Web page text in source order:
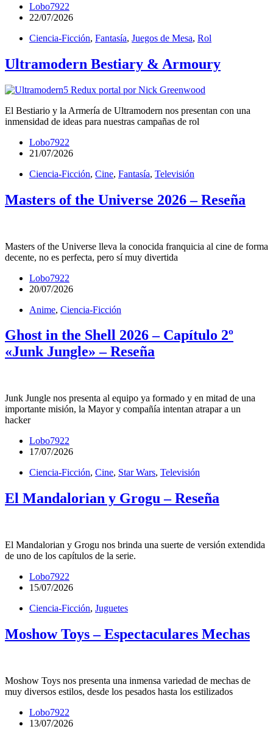
Lobo7922
22/07/2026
Ciencia-Ficción, Fantasía, Juegos de Mesa, Rol
Ultramodern Bestiary & Armoury
El Bestiario y la Armería de Ultramodern nos presentan con una
inmensidad de ideas para nuestras campañas de rol
Lobo7922
21/07/2026
Ciencia-Ficción, Cine, Fantasía, Televisión
Masters of the Universe 2026 – Reseña
Masters of the Universe lleva la conocida franquicia al cine de forma
decente, no es perfecta, pero sí muy divertida
Lobo7922
20/07/2026
Anime, Ciencia-Ficción
Ghost in the Shell 2026 – Capítulo 2º
«Junk Jungle» – Reseña
Junk Jungle nos presenta al equipo ya formado y en mitad de una
importante misión, la Mayor y compañía intentan atrapar a un
hacker
Lobo7922
17/07/2026
Ciencia-Ficción, Cine, Star Wars, Televisión
El Mandalorian y Grogu – Reseña
El Mandalorian y Grogu nos brinda una suerte de versión extendida
de uno de los capítulos de la serie.
Lobo7922
15/07/2026
Ciencia-Ficción, Juguetes
Moshow Toys – Espectaculares Mechas
Moshow Toys nos presenta una inmensa variedad de mechas de
muy diversos estilos, desde los pesados hasta los estilizados
Lobo7922
13/07/2026